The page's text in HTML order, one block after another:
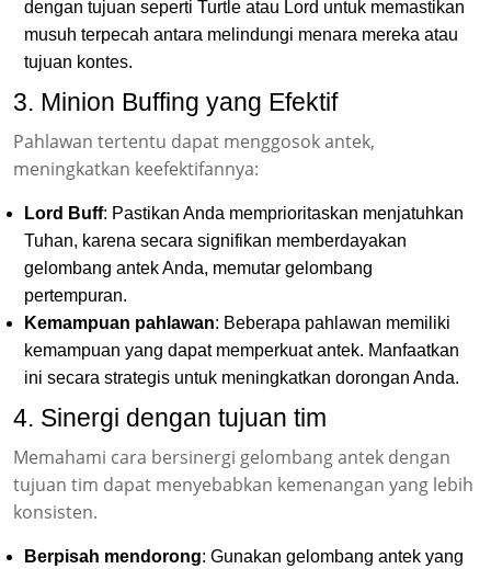
dengan tujuan seperti Turtle atau Lord untuk memastikan
musuh terpecah antara melindungi menara mereka atau
tujuan kontes.
3. Minion Buffing yang Efektif
Pahlawan tertentu dapat menggosok antek,
meningkatkan keefektifannya:
Lord Buff: Pastikan Anda memprioritaskan menjatuhkan
Tuhan, karena secara signifikan memberdayakan
gelombang antek Anda, memutar gelombang
pertempuran.
Kemampuan pahlawan: Beberapa pahlawan memiliki
kemampuan yang dapat memperkuat antek. Manfaatkan
ini secara strategis untuk meningkatkan dorongan Anda.
4. Sinergi dengan tujuan tim
Memahami cara bersinergi gelombang antek dengan
tujuan tim dapat menyebabkan kemenangan yang lebih
konsisten.
Berpisah mendorong: Gunakan gelombang antek yang